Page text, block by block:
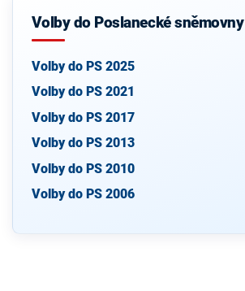
Volby do Poslanecké sněmovny
Volby do PS 2025
Volby do PS 2021
Volby do PS 2017
Volby do PS 2013
Volby do PS 2010
Volby do PS 2006